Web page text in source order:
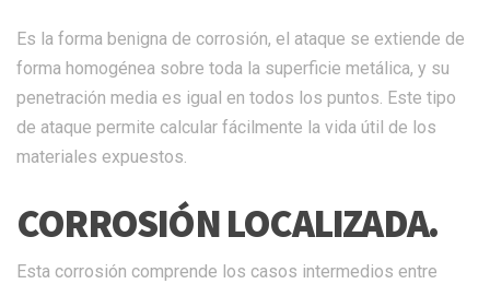
Es la forma benigna de corrosión, el ataque se extiende de
forma homogénea sobre toda la superficie metálica, y su
penetración media es igual en todos los puntos. Este tipo
de ataque permite calcular fácilmente la vida útil de los
materiales expuestos.
CORROSIÓN LOCALIZADA.
Esta corrosión comprende los casos intermedios entre